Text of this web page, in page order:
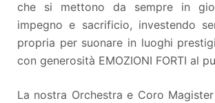
che si mettono da sempre in
impegno e sacrificio, investendo
propria per suonare in luoghi
con generosità EMOZIONI FORTI al
La nostra Orchestra e Coro